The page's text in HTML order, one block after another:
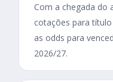
Com a chegada do
cotações para
as odds para
2026/27.